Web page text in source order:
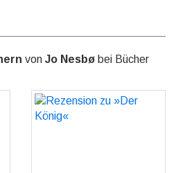
von Jo Nesbø bei Bücher
Rezension zu »Der